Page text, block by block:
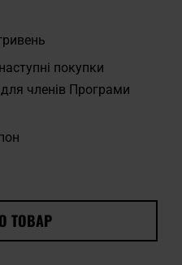
покупки
членів Програми
ТОВАР